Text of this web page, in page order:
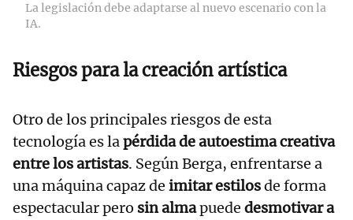
La legislación debe adaptarse al nuevo escenario con la
IA.
Riesgos para la creación artística
Otro de los principales riesgos de esta
tecnología es lapérdida de autoestima creativa
entre los artistas. Según Berga, enfrentarse a
una máquina capaz de imitar estilosde forma
espectacular pero sin almapuede desmotivar a